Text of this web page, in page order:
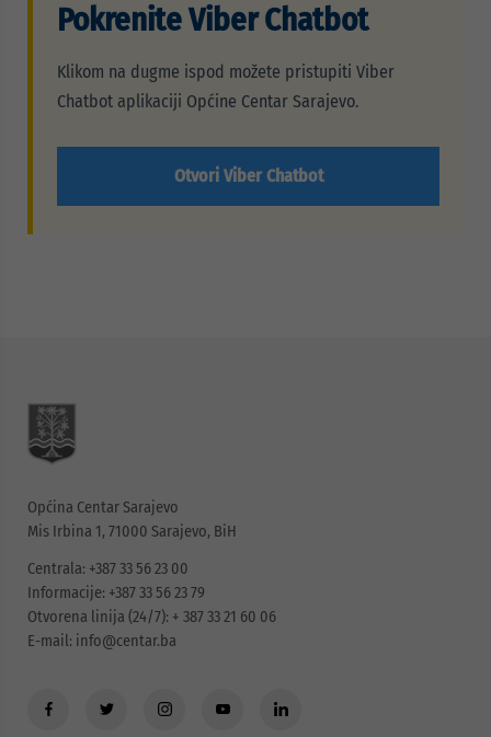
Pokrenite Viber Chatbot
Klikom na dugme ispod možete pristupiti Viber
Chatbot aplikaciji Općine Centar Sarajevo.
Otvori Viber Chatbot
Općina Centar Sarajevo
Mis Irbina 1, 71000 Sarajevo, BiH
Centrala: +387 33 56 23 00
Informacije: +387 33 56 23 79
Otvorena linija (24/7): + 387 33 21 60 06
E-mail: info@centar.ba